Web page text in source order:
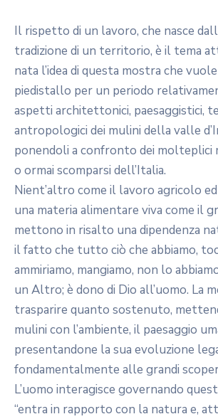
Il rispetto di un lavoro, che nasce
tradizione di un territorio, è il tema
nata l’idea di questa mostra che
piedistallo per un periodo
aspetti architettonici, paesaggistici,
antropologici dei mulini della valle
ponendoli a confronto dei molteplici
o ormai scomparsi dell’Italia.
Nient’altro come il lavoro agricolo
una materia alimentare viva come il
mettono in risalto una dipendenza
il fatto che tutto ciò che abbiamo,
ammiriamo, mangiamo, non lo
un Altro; è dono di Dio all’uomo. La
trasparire quanto sostenuto,
mulini con l’ambiente, il paesaggio
presentandone la sua evoluzione
fondamentalmente alle grandi
L’uomo interagisce governando
“entra in rapporto con la natura e,